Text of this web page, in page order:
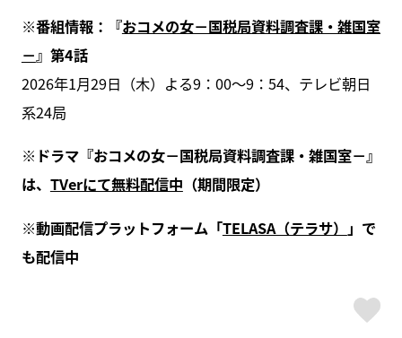
※番組情報：『おコメの女－国税局資料調査課・雑国室
－』第4話
2026年1月29日（木）よる9：00～9：54、テレビ朝日
系24局
※ドラマ『おコメの女－国税局資料調査課・雑国室－』
は、 TVerにて無料配信中 （期間限定）
※動画配信プラットフォーム「TELASA（テラサ） 」で
も配信中